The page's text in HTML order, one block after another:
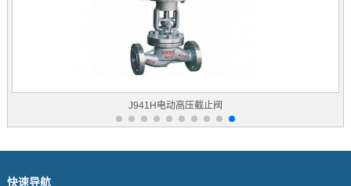
J941H电动高压截止阀
快速导航